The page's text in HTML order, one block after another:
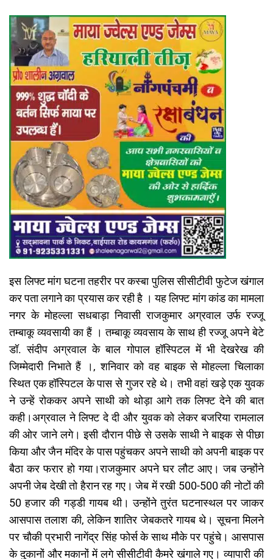
इस लिफ्ट मांग घटना तहरीर पर कस्बा पुलिस सीसीटीवी फुटेज खंगाल
कर पता लगाने का प्रयास कर रही है । यह लिफ्ट मांग कांड का मामला
नगर के मोहल्ला सधबाड़ा निवासी राजकुमार अग्रवाल उर्फ रज्जू
तम्बाकू व्यवसायी का हैं । तम्बाकू व्यवसाय के साथ ही रज्जू अपने बेटे
डॉ. संदीप अग्रवाल के बाल गोपाल हॉस्पिटल में भी देखरेख की
जिम्मेदारी निभाते हैं ।, शनिवार को वह बाइक से मोहल्ला चिलाका
स्थित एक हॉस्पिटल के पास से गुजर रहे थे। तभी वहां खड़े एक युवक
ने उन्हें रोककर अपने साथी को थोड़ा आगे तक लिफ्ट देने की बात
कही।अग्रवाल ने लिफ्ट दे दी और युवक को लेकर बजरिया रामलाल
की ओर जाने लगे। इसी दौरान पीछे से उसके साथी ने बाइक से पीछा
किया और जैन मंदिर के पास पहुंचकर अपने साथी को अपनी बाइक पर
बैठा कर फरार हो गया।राजकुमार अपने घर लौट आए। जब उन्होंने
अपनी जेब देखी तो हैरान रह गए। जेब में रखी 500-500 की नोटों की
50 हजार की गड्डी गायब थी। उन्होंने तुरंत घटनास्थल पर जाकर
आसपास तलाश की, लेकिन शातिर जेबकतरे गायब थे। सूचना मिलने
पर चौकी प्रभारी नागेंद्र सिंह फोर्स के साथ मौके पर पहुंचे। आसपास
के दुकानों और मकानों में लगे सीसीटीवी कैमरे खंगाले गए। व्यापारी की